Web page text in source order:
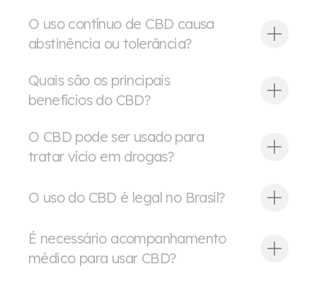
O uso contínuo de CBD causa
abstinência ou tolerância?
Quais são os principais
benefícios do CBD?
O CBD pode ser usado para
tratar vício em drogas?
O uso do CBD é legal no Brasil?
É necessário acompanhamento
médico para usar CBD?